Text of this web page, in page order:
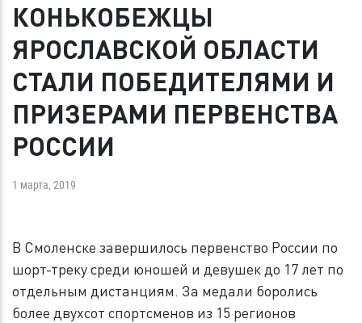
КОНЬКОБЕЖЦЫ
ЯРОСЛАВСКОЙ ОБЛАСТИ
СТАЛИ ПОБЕДИТЕЛЯМИ И
ПРИЗЕРАМИ ПЕРВЕНСТВА
РОССИИ
1 марта, 2019
В Смоленске завершилось первенство России по
шорт-треку среди юношей и девушек до 17 лет по
отдельным дистанциям. За медали боролись
более двухсот спортсменов из 15 регионов